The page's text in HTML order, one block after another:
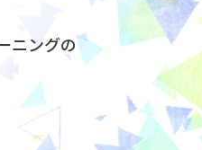
ニングの